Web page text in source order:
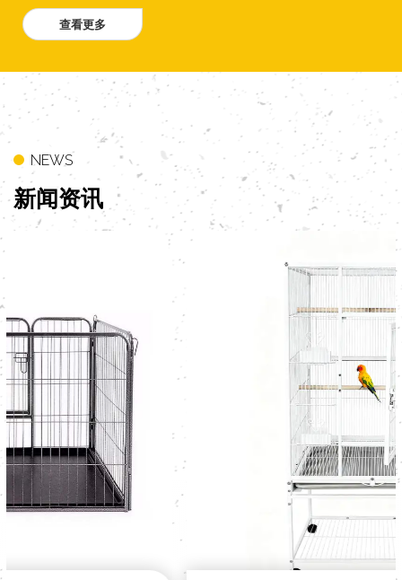
查看更多
麦，波兰，比利时，菲律宾，墨西哥，希腊 ，台
湾，香港等20多个国家和地区。公司拥有专业的设
生产线，每个月超过50个集装箱出口到国外。我们
公司一直以高质量为前提，给国内外客户提供优质
的产品和服务。
NEWS
新闻资讯